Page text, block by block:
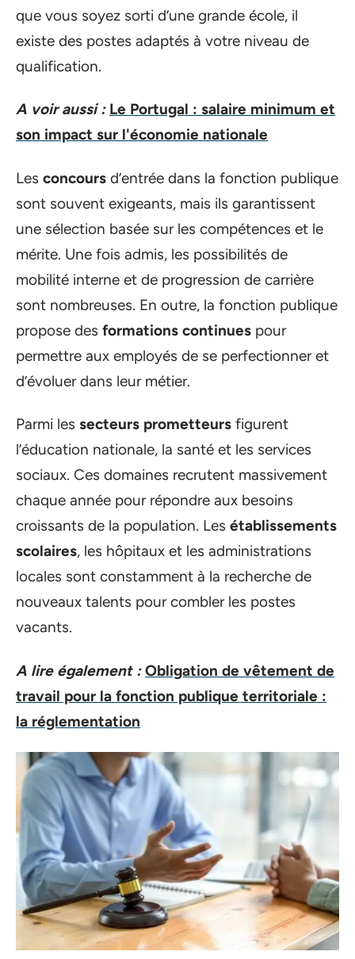
que vous soyez sorti d’une grande école, il
existe des postes adaptés à votre niveau de
qualification.
A voir aussi : Le Portugal : salaire minimum et
son impact sur l'économie nationale
Les concours d’entrée dans la fonction publique
sont souvent exigeants, mais ils garantissent
une sélection basée sur les compétences et le
mérite. Une fois admis, les possibilités de
mobilité interne et de progression de carrière
sont nombreuses. En outre, la fonction publique
propose des formations continues pour
permettre aux employés de se perfectionner et
d’évoluer dans leur métier.
Parmi les secteurs prometteurs figurent
l’éducation nationale, la santé et les services
sociaux. Ces domaines recrutent massivement
chaque année pour répondre aux besoins
croissants de la population. Les établissements
scolaires, les hôpitaux et les administrations
locales sont constamment à la recherche de
nouveaux talents pour combler les postes
vacants.
A lire également : Obligation de vêtement de
travail pour la fonction publique territoriale :
la réglementation